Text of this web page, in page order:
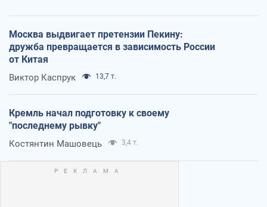
Москва выдвигает претензии Пекину:
дружба превращается в зависимость России
от Китая
Виктор Каспрук 13,7 т.
Кремль начал подготовку к своему
"последнему рывку"
Костянтин Машовець 3,4 т.